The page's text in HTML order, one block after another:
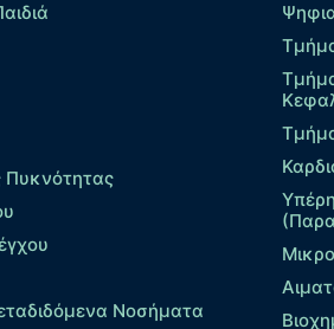
Πυκνότητας
Νοσήματα